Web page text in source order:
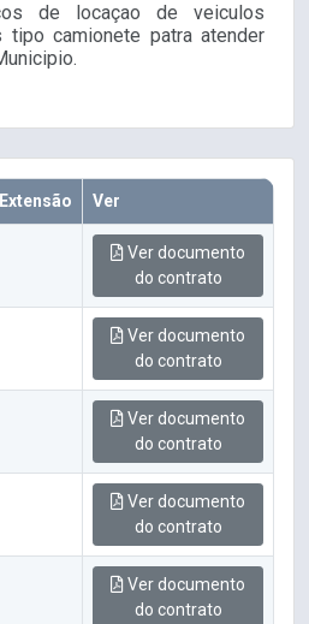
de locaçao de veiculos
tipo camionete patra atender
Extensão Ver
Ver documento
do contrato
Ver documento
do contrato
Ver documento
do contrato
Ver documento
do contrato
Ver documento
do contrato